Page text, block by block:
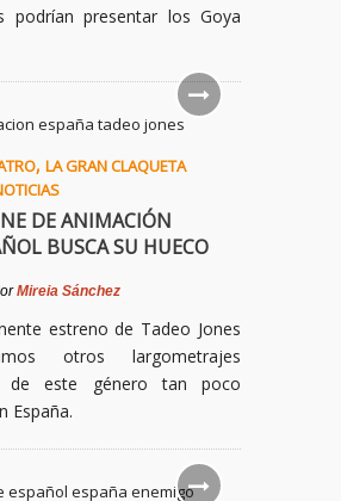
podrían presentar los Goya
, LA GRAN CLAQUETA
DE ANIMACIÓN
BUSCA SU HUECO
Mireia Sánchez
estreno de Tadeo Jones
otros largometrajes
de este género tan poco
España.